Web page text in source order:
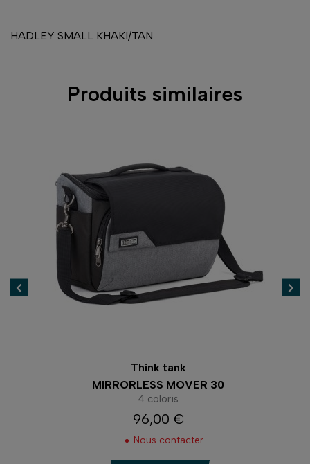
HADLEY SMALL KHAKI/TAN
Produits similaires
Think tank
MIRRORLESS MOVER 30
4 coloris
Prix
96,00 €
Nous contacter